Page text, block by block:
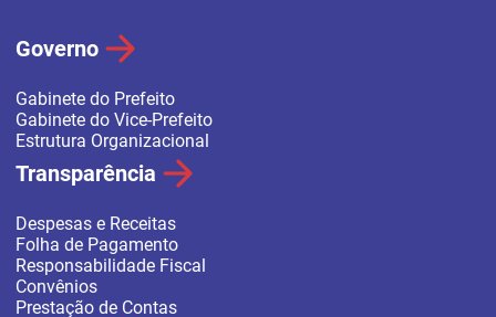
Governo
Gabinete do Prefeito
Gabinete do Vice-Prefeito
Estrutura Organizacional
Transparência
Despesas e Receitas
Folha de Pagamento
Responsabilidade Fiscal
Convênios
Prestação de Contas